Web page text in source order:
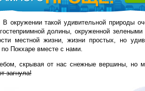
В окружении такой удивительной природы
долины, окруженной
местной жизни, жизни простых, но
Покхаре вместе с нами.
скрывая от нас снежные вершины, но
загнула!